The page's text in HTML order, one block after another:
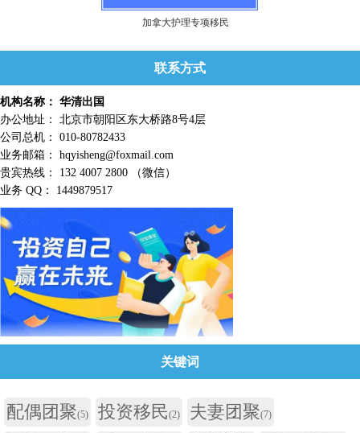
加拿大护理专项移民
联系方式
机构名称： 华清出国
办公地址： 北京市朝阳区东大桥路8号4层
公司总机： 010-80782433
业务邮箱： hqyisheng@foxmail.com
贵宾热线： 132 4007 2800 （微信）
业务 QQ： 1449879517
关键词
配偶团聚(5) 投资移民(2) 夫妻团聚(7)